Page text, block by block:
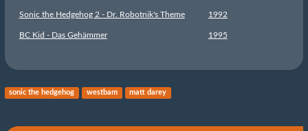
Sonic the Hedgehog 2 - Dr. Robotnik's Theme 1992
BC Kid - Das Gehämmer 1995
sonic the hedgehog westbam matt darey